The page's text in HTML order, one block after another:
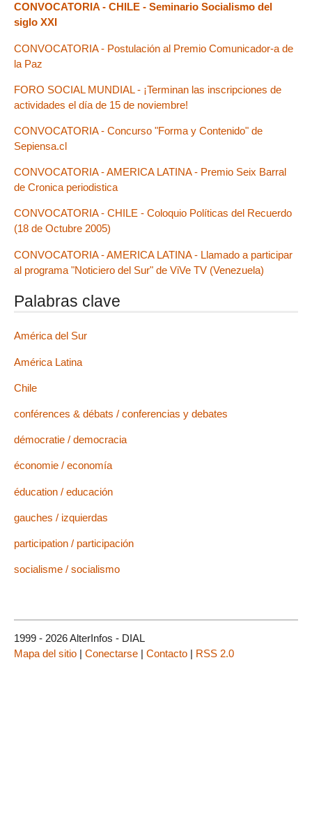
CONVOCATORIA - CHILE - Seminario Socialismo del
siglo XXI
CONVOCATORIA - Postulación al Premio Comunicador-a de
la Paz
FORO SOCIAL MUNDIAL - ¡Terminan las inscripciones de
actividades el día de 15 de noviembre!
CONVOCATORIA - Concurso "Forma y Contenido" de
Sepiensa.cl
CONVOCATORIA - AMERICA LATINA - Premio Seix Barral
de Cronica periodistica
CONVOCATORIA - CHILE - Coloquio Políticas del Recuerdo
(18 de Octubre 2005)
CONVOCATORIA - AMERICA LATINA - Llamado a participar
al programa "Noticiero del Sur" de ViVe TV (Venezuela)
Palabras clave
América del Sur
América Latina
Chile
conférences & débats / conferencias y debates
démocratie / democracia
économie / economía
éducation / educación
gauches / izquierdas
participation / participación
socialisme / socialismo
1999 - 2026 AlterInfos - DIAL
Mapa del sitio | Conectarse | Contacto | RSS 2.0